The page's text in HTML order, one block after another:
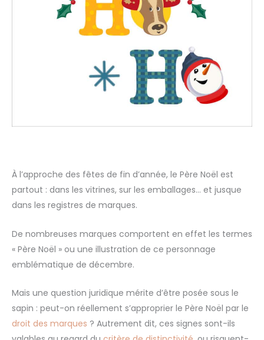
À l’approche des fêtes de fin d’année, le Père Noël est
partout : dans les vitrines, sur les emballages… et jusque
dans les registres de marques.
De nombreuses marques comportent en effet les termes
« Père Noël » ou une illustration de ce personnage
emblématique de décembre.
Mais une question juridique mérite d’être posée sous le
sapin : peut-on réellement s’approprier le Père Noël par le
droit des marques ? Autrement dit, ces signes sont-ils